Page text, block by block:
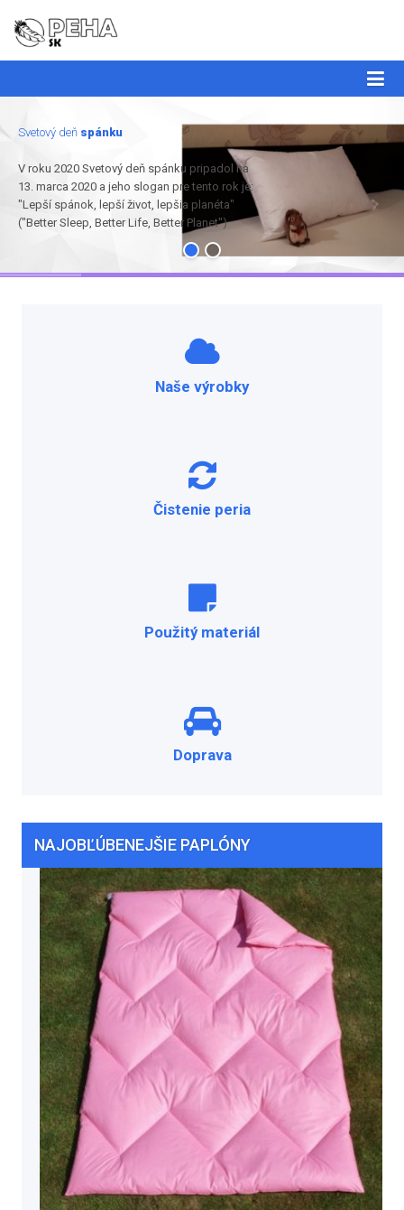
Svetový deň spánku
V roku 2020 Svetový deň spánku pripadol na
13. marca 2020 a jeho slogan pre tento rok je:
"Lepší spánok, lepší život, lepšia planéta"
("Better Sleep, Better Life, Better Planet")
Naše výrobky
Čistenie peria
Použitý materiál
Doprava
NAJOBĽÚBENEJŠIE PAPLÓNY